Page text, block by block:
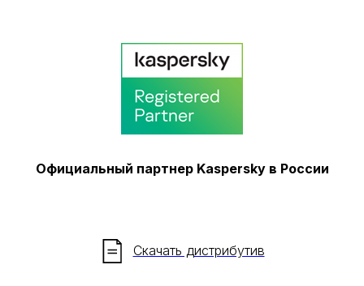
Официальный партнер Kaspersky в России
Скачать дистрибутив